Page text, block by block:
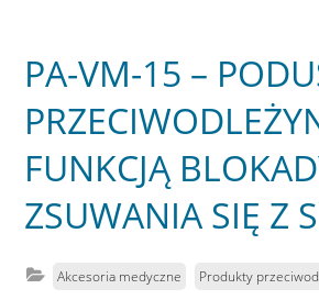
PA-VM-15 –
FUNKCJĄ
ZSUWANIA SIĘ Z
Akcesoria medyczne Produkty